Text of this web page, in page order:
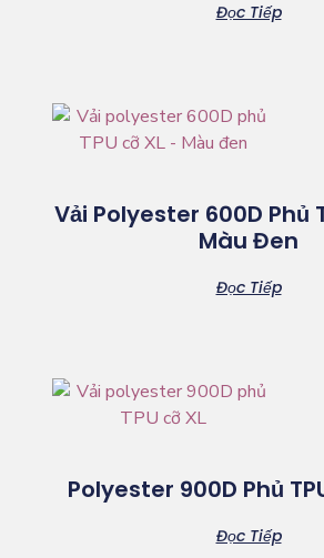
Đọc Tiếp
Vải Polyester 600D Phủ
Màu Đen
Đọc Tiếp
Polyester 900D Phủ
Đọc Tiếp